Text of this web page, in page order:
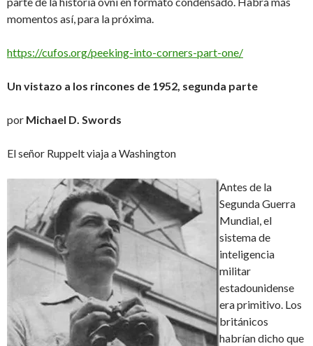
momentos así, para la próxima.
https://cufos.org/peeking-into-corners-part-one/
Un vistazo a los rincones de 1952, segunda parte
por Michael D. Swords
El señor Ruppelt viaja a Washington
Antes de la
Segunda Guerra
Mundial, el
sistema de
inteligencia
militar
estadounidense
era primitivo. Los
británicos
habrían dicho que